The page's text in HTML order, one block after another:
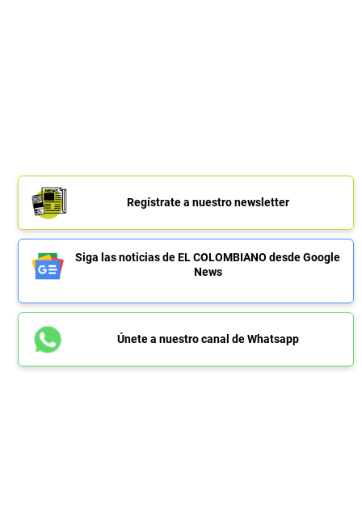
Regístrate a nuestro newsletter
Siga las noticias de EL COLOMBIANO desde Google
News
Únete a nuestro canal de Whatsapp